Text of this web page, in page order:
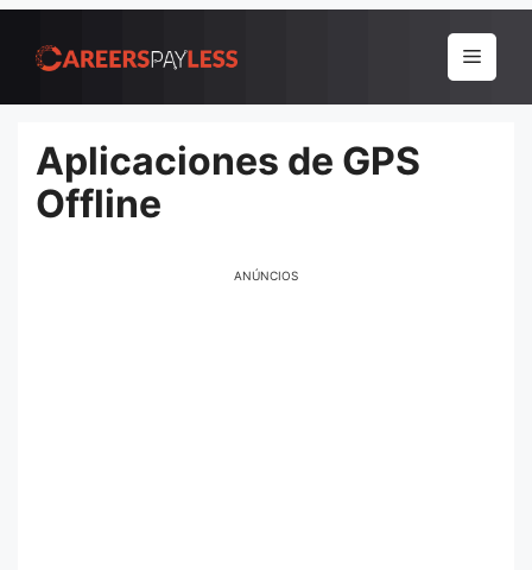
para
conteúdo
Menu
Aplicaciones de GPS
Offline
ANÚNCIOS